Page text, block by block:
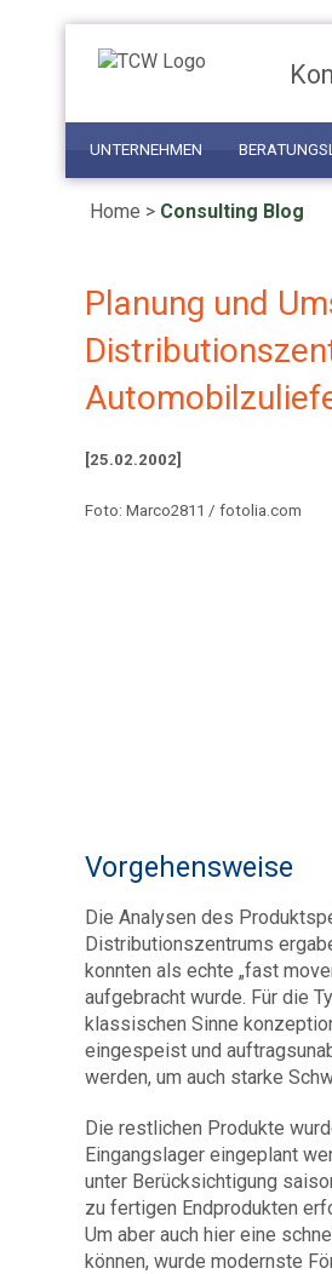
UNTERNEHMEN
Home > Consulting Blog
Planung und
[25.02.2002]
Foto: Marco2811 / fotolia.com
Vorgehensweise
Die Analysen des
Distributionszentrums
konnten als echte „fast
aufgebracht wurde. Für die
klassischen Sinne
eingespeist und
werden, um auch starke
Die restlichen Produkte
Eingangslager eingeplant
unter Berücksichtigung
zu fertigen Endprodukten
Um aber auch hier eine
können, wurde modernste